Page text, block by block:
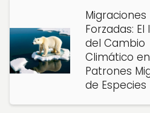
Migraciones
Forzadas:
del Cambio
Climático
Patrones
de Especies